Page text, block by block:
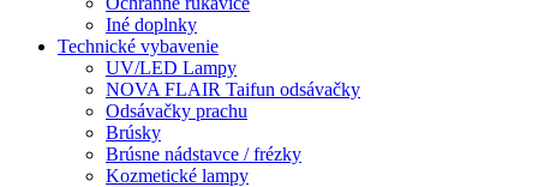
Iné doplnky
Technické vybavenie
UV/LED Lampy
NOVA FLAIR Taifun odsávačky
Odsávačky prachu
Brúsky
Brúsne nádstavce / frézky
Kozmetické lampy